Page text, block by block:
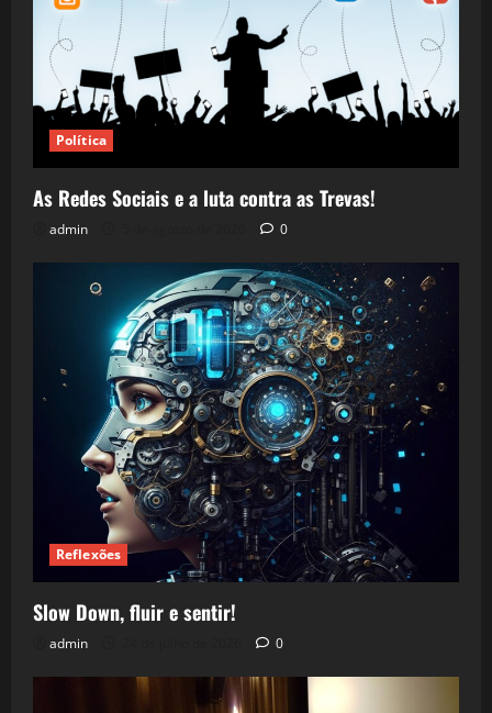
Política
As Redes Sociais e a luta contra as Trevas!
admin 0
Reflexões
Slow Down, fluir e sentir!
admin 0